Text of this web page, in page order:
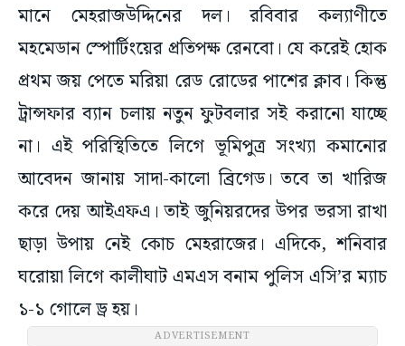
মানে মেহরাজউদ্দিনের দল। রবিবার কল্যাণীতে
মহমেডান স্পোর্টিংয়ের প্রতিপক্ষ রেনবো। যে করেই হোক
প্রথম জয় পেতে মরিয়া রেড রোডের পাশের ক্লাব। কিন্তু
ট্রান্সফার ব্যান চলায় নতুন ফুটবলার সই করানো যাচ্ছে
না। এই পরিস্থিতিতে লিগে ভূমিপুত্র সংখ্যা কমানোর
আবেদন জানায় সাদা-কালো ব্রিগেড। তবে তা খারিজ
করে দেয় আইএফএ। তাই জুনিয়রদের উপর ভরসা রাখা
ছাড়া উপায় নেই কোচ মেহরাজের। এদিকে, শনিবার
ঘরোয়া লিগে কালীঘাট এমএস বনাম পুলিস এসি’র ম্যাচ
১-১ গোলে ড্র হয়।
ADVERTISEMENT